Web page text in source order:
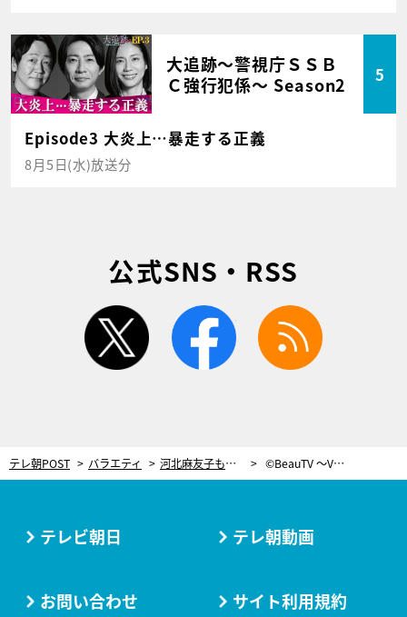
大追跡～警視庁ＳＳＢ
Ｃ強行犯係～ Season2
5
Episode3 大炎上…暴走する正義
8月5日(水)放送分
公式SNS・RSS
twitter facebook
テレ朝POST バラエティ 河北麻友子も「無駄がない」と絶賛！ほうれい線の保湿は“爪の横で塗り込む” ©BeauTV ～VOCE
テレビ朝日 テレ朝動画
お問い合わせ サイト利用規約